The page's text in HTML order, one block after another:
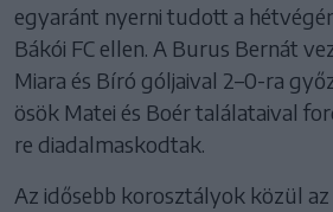
egyaránt nyerni tudott a
Bákói FC ellen. A Burus Bernát
Miara és Bíró góljaival 2–0-ra
ösök Matei és Boér találataival
re diadalmaskodtak.
Az idősebb korosztályok közül